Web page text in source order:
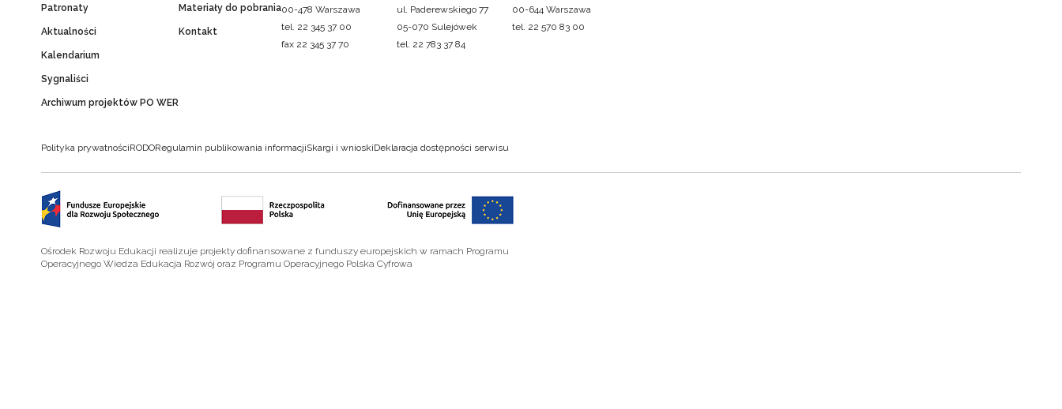
Patronaty
Aktualności
Kalendarium
Sygnaliści
Archiwum projektów PO WER
Materiały do pobrania
Kontakt
00-478 Warszawa
tel. 22 345 37 00
fax 22 345 37 70
ul. Paderewskiego 77
05-070 Sulejówek
tel. 22 783 37 84
00-644 Warszawa
tel. 22 570 83 00
Polityka prywatnościRODORegulamin publikowania informacjiSkargi i wnioskiDeklaracja dostępności serwisu
Ośrodek Rozwoju Edukacji realizuje projekty dofinansowane z funduszy europejskich w ramach Programu
Operacyjnego Wiedza Edukacja Rozwój oraz Programu Operacyjnego Polska Cyfrowa